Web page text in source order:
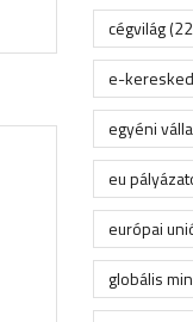
cégvilág
e-
egyéni
eu
európai
globális